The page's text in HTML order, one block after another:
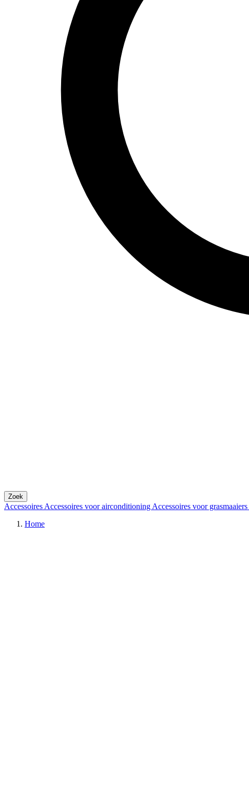
Zoek
Accessoires Accessoires voor airconditioning Accessoires voor grasmaaiers
Home